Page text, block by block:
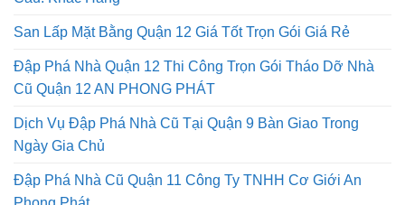
San Lấp Mặt Bằng Quận 12 Giá Tốt Trọn Gói Giá Rẻ
Đập Phá Nhà Quận 12 Thi Công Trọn Gói Tháo Dỡ Nhà
Cũ Quận 12 AN PHONG PHÁT
Dịch Vụ Đập Phá Nhà Cũ Tại Quận 9 Bàn Giao Trong
Ngày Gia Chủ
Đập Phá Nhà Cũ Quận 11 Công Ty TNHH Cơ Giới An
Phong Phát